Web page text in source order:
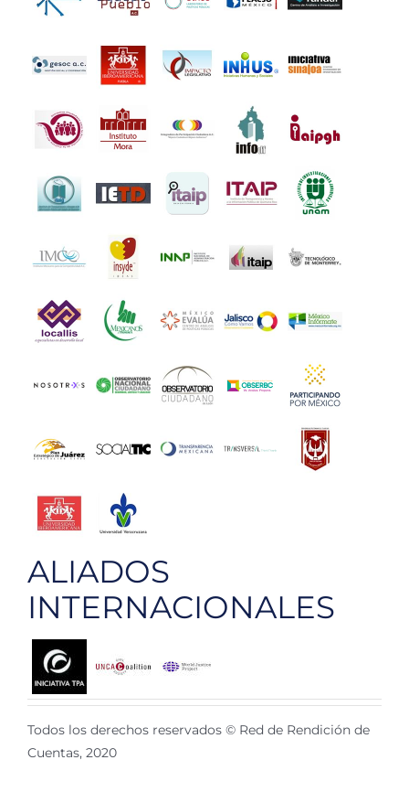
ALIADOS
INTERNACIONALES
Todos los derechos reservados © Red de Rendición de
Cuentas, 2020